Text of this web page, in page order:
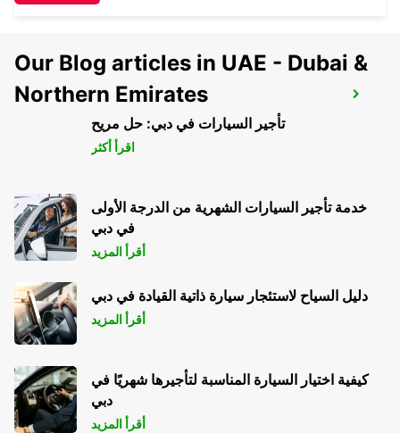
LEEDS CITY
LEEDS - UNITED KINGDOM
Our Blog articles in UAE - Dubai &
Northern Emirates
تأجير السيارات في دبي: حل مريح
اقرأ أكثر
خدمة تأجير السيارات الشهرية من الدرجة الأولى
في دبي
أقرأ المزيد
دليل السياح لاستئجار سيارة ذاتية القيادة في دبي
أقرأ المزيد
كيفية اختيار السيارة المناسبة لتأجيرها شهريًا في
دبي
أقرأ المزيد